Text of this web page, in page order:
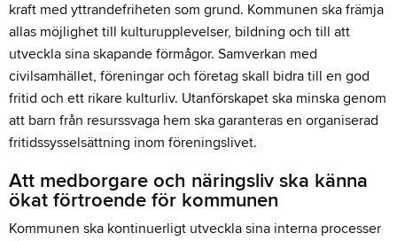
kraft med yttrandefriheten som grund. Kommunen ska främja
allas möjlighet till kulturupplevelser, bildning och till att
utveckla sina skapande förmågor. Samverkan med
civilsamhället, föreningar och företag skall bidra till en god
fritid och ett rikare kulturliv. Utanförskapet ska minska genom
att barn från resurssvaga hem ska garanteras en organiserad
fritidssysselsättning inom föreningslivet.
Att medborgare och näringsliv ska känna
ökat förtroende för kommunen
Kommunen ska kontinuerligt utveckla sina interna processer